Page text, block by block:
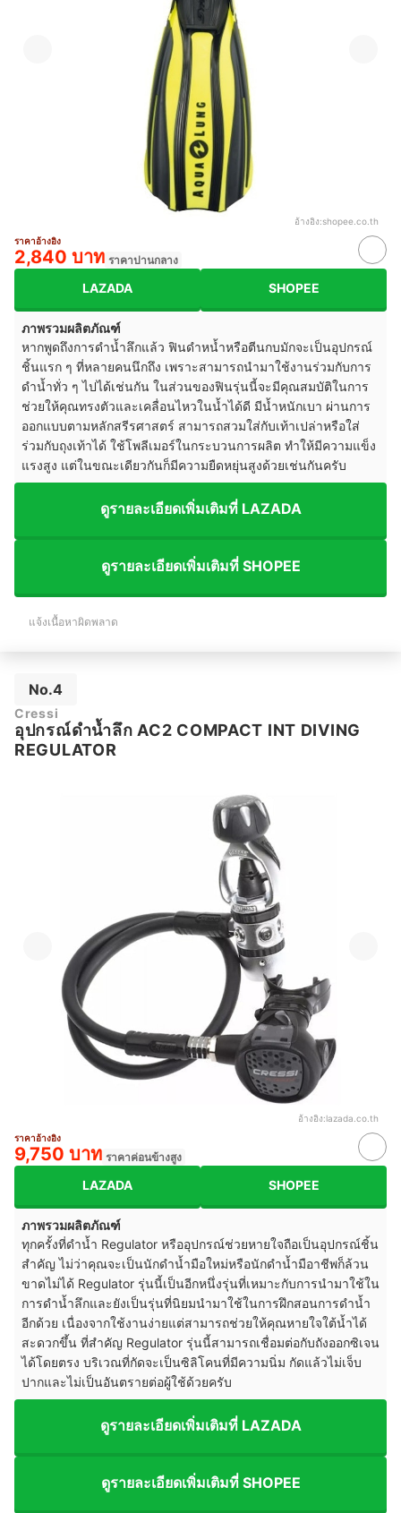
อ้างอิง:shopee.co.th
ราคาอ้างอิง
2,840 บาท ราคาปานกลาง
LAZADA SHOPEE
ภาพรวมผลิตภัณฑ์
หากพูดถึงการดำน้ำลึกแล้ว ฟินดำหน้ำหรือตีนกบมักจะเป็นอุปกรณ์
ชิ้นแรก ๆ ที่หลายคนนึกถึง เพราะสามารถนำมาใช้งานร่วมกับการ
ดำน้ำทั่ว ๆ ไปได้เช่นกัน ในส่วนของฟินรุ่นนี้จะมีคุณสมบัติในการ
ช่วยให้คุณทรงตัวและเคลื่อนไหวในน้ำได้ดี มีน้ำหนักเบา ผ่านการ
ออกแบบตามหลักสรีรศาสตร์ สามารถสวมใส่กับเท้าเปล่าหรือใส่
ร่วมกับถุงเท้าได้ ใช้โพลีเมอร์ในกระบวนการผลิต ทำให้มีความแข็ง
แรงสูง แต่ในขณะเดียวกันก็มีความยืดหยุ่นสูงด้วยเช่นกันครับ
ดูรายละเอียดเพิ่มเติมที่ LAZADA
ดูรายละเอียดเพิ่มเติมที่ SHOPEE
แจ้งเนื้อหาผิดพลาด
No.4
Cressi
อุปกรณ์ดำน้ำลึก AC2 COMPACT INT DIVING
REGULATOR
อ้างอิง:lazada.co.th
ราคาอ้างอิง
9,750 บาท ราคาค่อนข้างสูง
LAZADA SHOPEE
ภาพรวมผลิตภัณฑ์
ทุกครั้งที่ดำน้ำ Regulator หรืออุปกรณ์ช่วยหายใจถือเป็นอุปกรณ์ชิ้น
สำคัญ ไม่ว่าคุณจะเป็นนักดำน้ำมือใหม่หรือนักดำน้ำมือาชีพก็ล้วน
ขาดไม่ได้ Regulator รุ่นนี้เป็นอีกหนึ่งรุ่นที่เหมาะกับการนำมาใช้ใน
การดำน้ำลึกและยังเป็นรุ่นที่นิยมนำมาใช้ในการฝึกสอนการดำน้ำ
อีกด้วย เนื่องจากใช้งานง่ายแต่สามารถช่วยให้คุณหายใจใต้น้ำได้
สะดวกขึ้น ที่สำคัญ Regulator รุ่นนี้สามารถเชื่อมต่อกับถังออกซิเจน
ได้โดยตรง บริเวณที่กัดจะเป็นซิลิโคนที่มีความนิ่ม กัดแล้วไม่เจ็บ
ปากและไม่เป็นอันตรายต่อผู้ใช้ด้วยครับ
ดูรายละเอียดเพิ่มเติมที่ LAZADA
ดูรายละเอียดเพิ่มเติมที่ SHOPEE